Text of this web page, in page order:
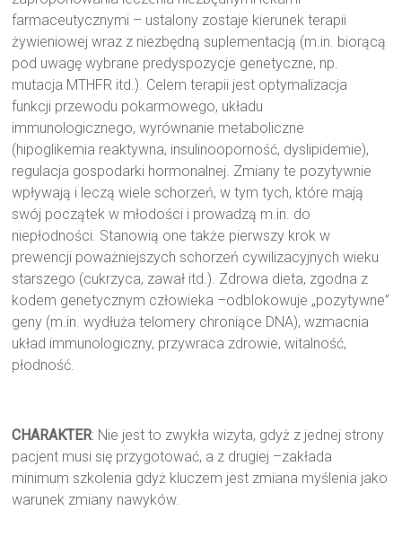
farmaceutycznymi – ustalony zostaje kierunek terapii
żywieniowej wraz z niezbędną suplementacją (m.in. biorącą
pod uwagę wybrane predyspozycje genetyczne, np.
mutacja MTHFR itd.). Celem terapii jest optymalizacja
funkcji przewodu pokarmowego, układu
immunologicznego, wyrównanie metaboliczne
(hipoglikemia reaktywna, insulinooporność, dyslipidemie),
regulacja gospodarki hormonalnej. Zmiany te pozytywnie
wpływają i leczą wiele schorzeń, w tym tych, które mają
swój początek w młodości i prowadzą m.in. do
niepłodności. Stanowią one także pierwszy krok w
prewencji poważniejszych schorzeń cywilizacyjnych wieku
starszego (cukrzyca, zawał itd.). Zdrowa dieta, zgodna z
kodem genetycznym człowieka –odblokowuje „pozytywne”
geny (m.in. wydłuża telomery chroniące DNA), wzmacnia
układ immunologiczny, przywraca zdrowie, witalność,
płodność.
CHARAKTER: Nie jest to zwykła wizyta, gdyż z jednej strony
pacjent musi się przygotować, a z drugiej –zakłada
minimum szkolenia gdyż kluczem jest zmiana myślenia jako
warunek zmiany nawyków.